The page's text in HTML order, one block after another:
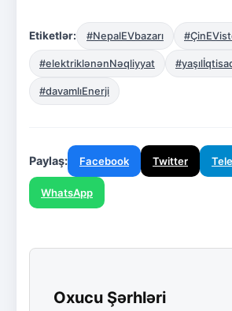
Etiketlər: #NepalEVbazarı
#elektriklənənNəqliyyat
#davamlıEnerji
Paylaş: Facebook Twitter
WhatsApp
Oxucu Şərhləri